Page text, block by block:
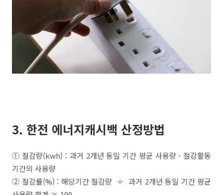
3. 한전 에너지캐시백 산정방법
① 절감량(kwh) : 과거 2개년 동일 기간 평균 사용량 - 절감활동
기간의 사용량
② 절감률(%) : 해당기간 절감량 ÷ 과거 2개년 동일 기간 평균